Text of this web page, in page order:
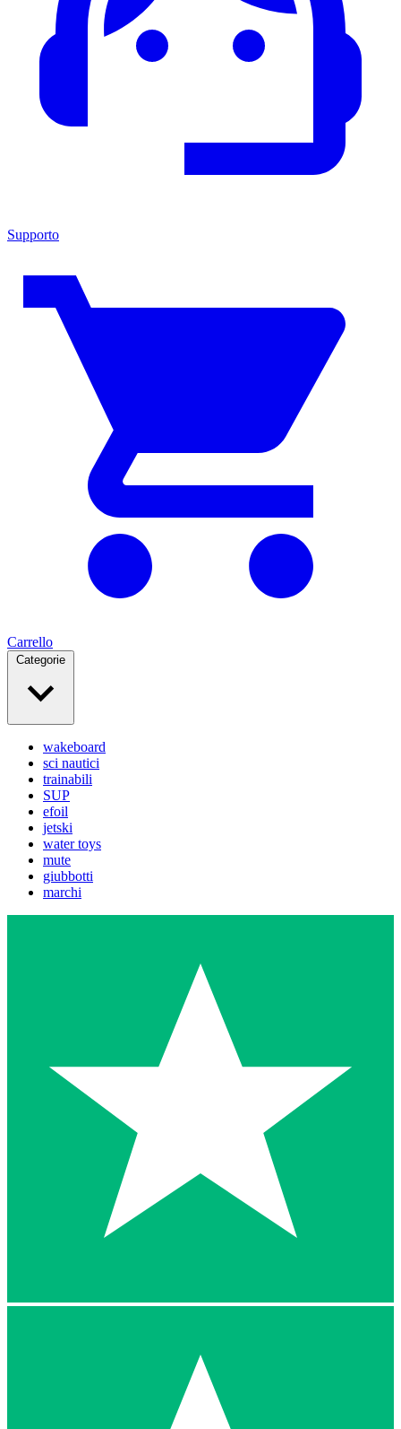
Supporto
Carrello
Categorie
wakeboard
sci nautici
trainabili
SUP
efoil
jetski
water toys
mute
giubbotti
marchi